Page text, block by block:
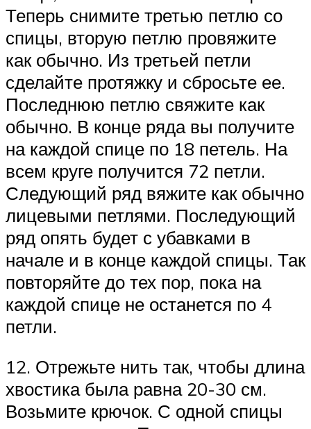
Теперь снимите третью петлю со
спицы, вторую петлю провяжите
как обычно. Из третьей петли
сделайте протяжку и сбросьте ее.
Последнюю петлю свяжите как
обычно. В конце ряда вы получите
на каждой спице по 18 петель. На
всем круге получится 72 петли.
Следующий ряд вяжите как обычно
лицевыми петлями. Последующий
ряд опять будет с убавками в
начале и в конце каждой спицы. Так
повторяйте до тех пор, пока на
каждой спице не останется по 4
петли.
12. Отрежьте нить так, чтобы длина
хвостика была равна 20-30 см.
Возьмите крючок. С одной спицы